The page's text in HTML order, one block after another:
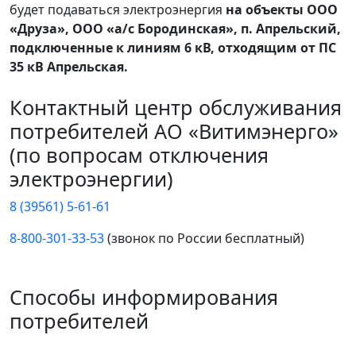
будет подаваться электроэнергия на объекты ООО
«Друза», ООО «а/с Бородинская», п. Апрельский,
подключенные к линиям 6 кВ, отходящим от ПС
35 кВ Апрельская.
Контактный центр обслуживания
потребителей АО «Витимэнерго»
(по вопросам отключения
электроэнергии)
8 (39561) 5-61-61
8-800-301-33-53(звонок по России бесплатный)
Способы информирования
потребителей